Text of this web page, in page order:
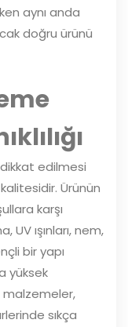
aynı anda
doğru ürünü
edilmesi
Ürünün
karşı
UV ışınları, nem,
bir yapı
yüksek
malzemeler,
sıkça